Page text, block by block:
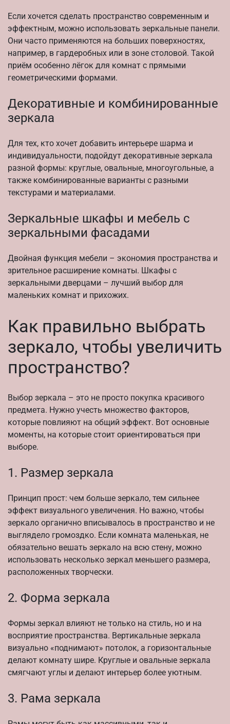
Если хочется сделать пространство современным и
эффектным, можно использовать зеркальные панели.
Они часто применяются на больших поверхностях,
например, в гардеробных или в зоне столовой. Такой
приём особенно лёгок для комнат с прямыми
геометрическими формами.
Декоративные и комбинированные
зеркала
Для тех, кто хочет добавить интерьере шарма и
индивидуальности, подойдут декоративные зеркала
разной формы: круглые, овальные, многоугольные, а
также комбинированные варианты с разными
текстурами и материалами.
Зеркальные шкафы и мебель с
зеркальными фасадами
Двойная функция мебели – экономия пространства и
зрительное расширение комнаты. Шкафы с
зеркальными дверцами – лучший выбор для
маленьких комнат и прихожих.
Как правильно выбрать
зеркало, чтобы увеличить
пространство?
Выбор зеркала – это не просто покупка красивого
предмета. Нужно учесть множество факторов,
которые повлияют на общий эффект. Вот основные
моменты, на которые стоит ориентироваться при
выборе.
1. Размер зеркала
Принцип прост: чем больше зеркало, тем сильнее
эффект визуального увеличения. Но важно, чтобы
зеркало органично вписывалось в пространство и не
выглядело громоздко. Если комната маленькая, не
обязательно вешать зеркало на всю стену, можно
использовать несколько зеркал меньшего размера,
расположенных творчески.
2. Форма зеркала
Формы зеркал влияют не только на стиль, но и на
восприятие пространства. Вертикальные зеркала
визуально «поднимают» потолок, а горизонтальные
делают комнату шире. Круглые и овальные зеркала
смягчают углы и делают интерьер более уютным.
3. Рама зеркала